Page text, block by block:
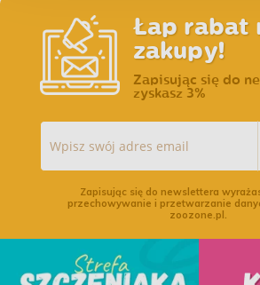
Łap rabat
zakupy!
Zapisując się do
zyskasz 3%
Zapisując się do newslettera
przechowywanie i przetwarzanie
zoozone.pl.